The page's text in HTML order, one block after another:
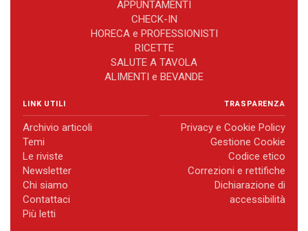
APPUNTAMENTI
CHECK-IN
HORECA e PROFESSIONISTI
RICETTE
SALUTE A TAVOLA
ALIMENTI e BEVANDE
LINK UTILI
Archivio articoli
Temi
Le riviste
Newsletter
Chi siamo
Contattaci
Più letti
TRASPARENZA
Privacy e Cookie Policy
Gestione Cookie
Codice etico
Correzioni e rettifiche
Dichiarazione di
accessibilità